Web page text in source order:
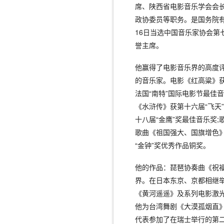
席、陕西省电影音乐学会会
政协委员等职务。是国务院
16日当选中国音乐家协会
誉主席。
他赢得了电影音乐界的高度
的音乐家。电影《红高粱》
法国“南特”国际电影节最佳
《水浒传》获第十六届“飞
十八届“金鹰”奖最佳音乐奖;
歌曲《祖国强大、国旗增色
“金钟”奖优秀作品铜奖。
他的作品：琵琶协奏曲《祝
界。在日本东京、京都相继
《黄河遥遥》及系列电影
他为台湾舞剧《大漠孤烟直
代表参加了在瑞士举行的